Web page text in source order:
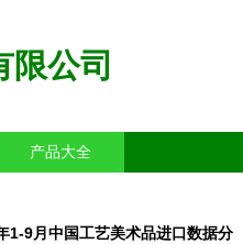
限公司
产品大全
1-9月中国工艺美术品进口数据分